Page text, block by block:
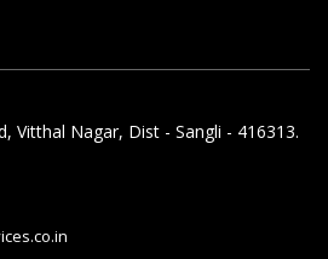
Vitthal Nagar, Dist - Sangli - 416313.